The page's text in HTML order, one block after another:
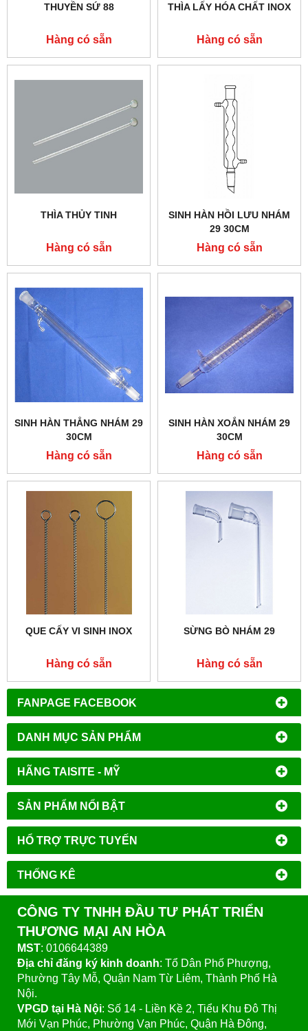
FANPAGE FACEBOOK
DANH MỤC SẢN PHẨM
HÃNG TAISITE - MỸ
SẢN PHẨM NỔI BẬT
HỔ TRỢ TRỰC TUYẾN
THỐNG KÊ
THUYỀN SỨ 88
Hàng có sẵn
THÌA LẤY HÓA CHẤT INOX
Hàng có sẵn
THÌA THỦY TINH
Hàng có sẵn
SINH HÀN HỒI LƯU NHÁM
29 30CM
Hàng có sẵn
SINH HÀN THẲNG NHÁM 29
30CM
Hàng có sẵn
SINH HÀN XOẮN NHÁM 29
30CM
Hàng có sẵn
QUE CẤY VI SINH INOX
Hàng có sẵn
SỪNG BÒ NHÁM 29
Hàng có sẵn
CÔNG TY TNHH ĐẦU TƯ PHÁT TRIỂN
THƯƠNG MẠI AN HÒA
MST: 0106644389
Địa chỉ đăng ký kinh doanh: Tổ Dân Phố Phượng,
Phường Tây Mỗ, Quận Nam Từ Liêm, Thành Phố Hà
Nội.
VPGD tại Hà Nội: Số 14 - Liền Kề 2, Tiểu Khu Đô Thị
Mới Vạn Phúc, Phường Vạn Phúc, Quận Hà Đông,